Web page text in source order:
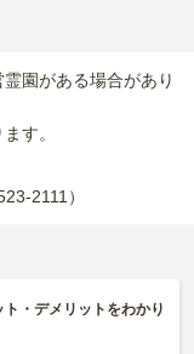
園がある場合があり
す。
2111）
ト・デメリットをわかり